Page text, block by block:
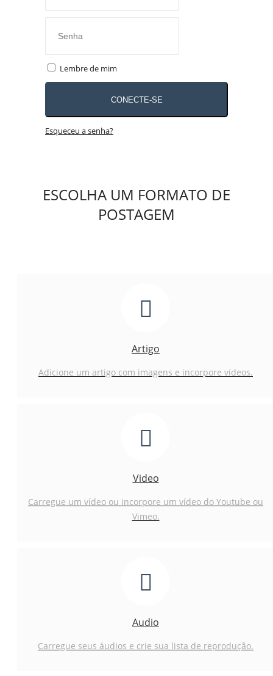
Lembre de mim
CONECTE-SE
Esqueceu a senha?
ESCOLHA UM FORMATO DE
POSTAGEM
Artigo
Adicione um artigo com imagens e incorpore vídeos.
Video
Carregue um vídeo ou incorpore um vídeo do Youtube ou
Vimeo.
Audio
Carregue seus áudios e crie sua lista de reprodução.